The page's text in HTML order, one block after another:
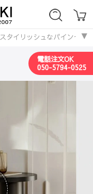
スタイリッシュなパインセ
電話注文OK
050-5794-0525